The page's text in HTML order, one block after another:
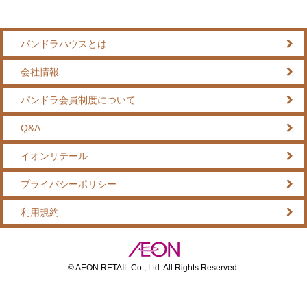
パンドラハウスとは
会社情報
パンドラ会員制度について
Q&A
イオンリテール
プライバシーポリシー
利用規約
© AEON RETAIL Co., Ltd. All Rights Reserved.